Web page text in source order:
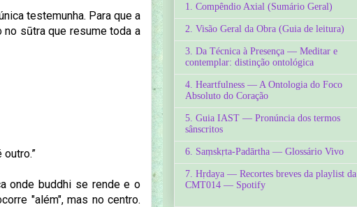
testemunha. Para que a
no sūtra que resume toda a
onde buddhi se rende e o
"além", mas no centro.
1. Compêndio Axial (Sumário Geral)
2. Visão Geral da Obra (Guia de leitura)
3. Da Técnica à Presença — Meditar e
contemplar: distinção ontológica
4. Heartfulness — A Ontologia do Foco
Absoluto do Coração
5. Guia IAST — Pronúncia dos termos
sânscritos
6. Saṃskṛta-Padārtha — Glossário Vivo
7. Hṛdaya — Recortes breves da playlist da
CMT014 — Spotify